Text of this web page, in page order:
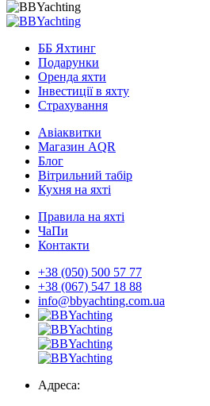
ББ Яхтинг
Подарунки
Оренда яхти
Інвестиції в яхту
Страхування
Авіаквитки
Магазин AQR
Блог
Вітрильний табір
Кухня на яхті
Правила на яхті
ЧаПи
Контакти
+38 (050) 500 57 77
+38 (067) 547 18 88
info@bbyachting.com.ua
Адреса: